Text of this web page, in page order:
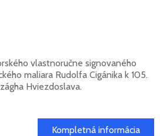
vlastnoručne signovaného
maliara Rudolfa Cigánika k 105.
Hviezdoslava.
Kompletná informácia